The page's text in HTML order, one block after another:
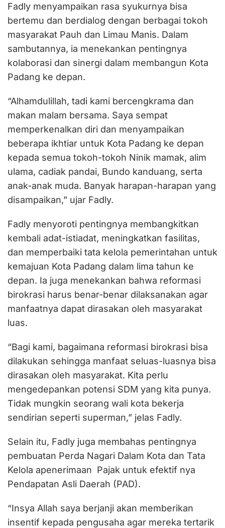
Fadly menyampaikan rasa syukurnya bisa
bertemu dan berdialog dengan berbagai tokoh
masyarakat Pauh dan Limau Manis. Dalam
sambutannya, ia menekankan pentingnya
kolaborasi dan sinergi dalam membangun Kota
Padang ke depan.
“Alhamdulillah, tadi kami bercengkrama dan
makan malam bersama. Saya sempat
memperkenalkan diri dan menyampaikan
beberapa ikhtiar untuk Kota Padang ke depan
kepada semua tokoh-tokoh Ninik mamak, alim
ulama, cadiak pandai, Bundo kanduang, serta
anak-anak muda. Banyak harapan-harapan yang
disampaikan,” ujar Fadly.
Fadly menyoroti pentingnya membangkitkan
kembali adat-istiadat, meningkatkan fasilitas,
dan memperbaiki tata kelola pemerintahan untuk
kemajuan Kota Padang dalam lima tahun ke
depan. Ia juga menekankan bahwa reformasi
birokrasi harus benar-benar dilaksanakan agar
manfaatnya dapat dirasakan oleh masyarakat
luas.
“Bagi kami, bagaimana reformasi birokrasi bisa
dilakukan sehingga manfaat seluas-luasnya bisa
dirasakan oleh masyarakat. Kita perlu
mengedepankan potensi SDM yang kita punya.
Tidak mungkin seorang wali kota bekerja
sendirian seperti superman,” jelas Fadly.
Selain itu, Fadly juga membahas pentingnya
pembuatan Perda Nagari Dalam Kota dan Tata
Kelola apenerimaan Pajak untuk efektif nya
Pendapatan Asli Daerah (PAD).
“Insya Allah saya berjanji akan memberikan
insentif kepada pengusaha agar mereka tertarik